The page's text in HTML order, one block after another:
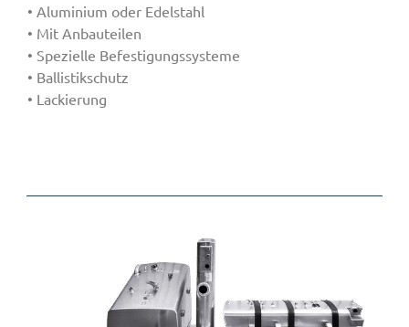
• Aluminium oder Edelstahl
• Mit Anbauteilen
• Spezielle Befestigungssysteme
• Ballistikschutz
• Lackierung